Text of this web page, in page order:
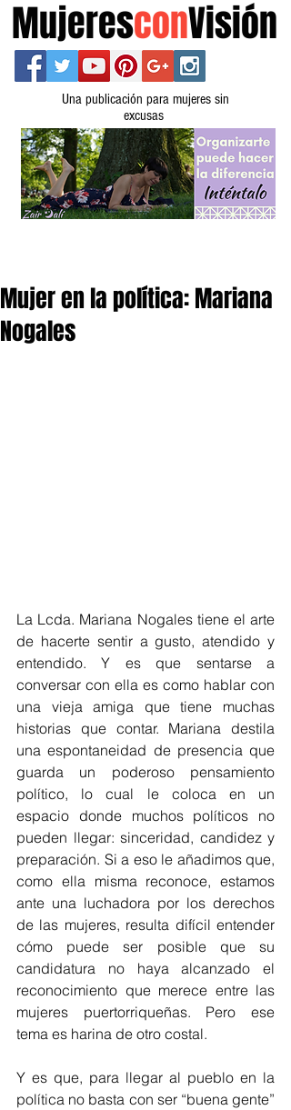
MujeresconVisión
Una publicación para mujeres sin
excusas
Mujer en la política: Mariana
Nogales
La Lcda. Mariana Nogales tiene el arte
de hacerte sentir a gusto, atendido y
entendido. Y es que sentarse a
conversar con ella es como hablar con
una vieja amiga que tiene muchas
historias que contar. Mariana destila
una espontaneidad de presencia que
guarda un poderoso pensamiento
político, lo cual le coloca en un
espacio donde muchos políticos no
pueden llegar: sinceridad, candidez y
preparación. Si a eso le añadimos que,
como ella misma reconoce, estamos
ante una luchadora por los derechos
de las mujeres, resulta difícil entender
cómo puede ser posible que su
candidatura no haya alcanzado el
reconocimiento que merece entre las
mujeres puertorriqueñas. Pero ese
tema es harina de otro costal.
Y es que, para llegar al pueblo en la
política no basta con ser “buena gente”